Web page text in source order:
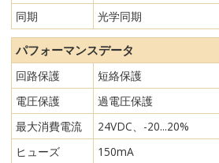
同期
光学同期
パフォーマンスデータ
回路保護
短絡保護
電圧保護
過電圧保護
最大消費電流
24VDC、-20...20%
ヒューズ
150mA